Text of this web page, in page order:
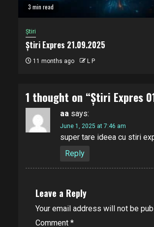
3 min read
Știri
Știri Expres 21.09.2025
11 months ago L P
1 thought on “Știri Expres
aa says:
June 1, 2025 at 7:46 am
super tare ideea cu stiri
Reply
Leave a Reply
Your email address will not be
Comment *